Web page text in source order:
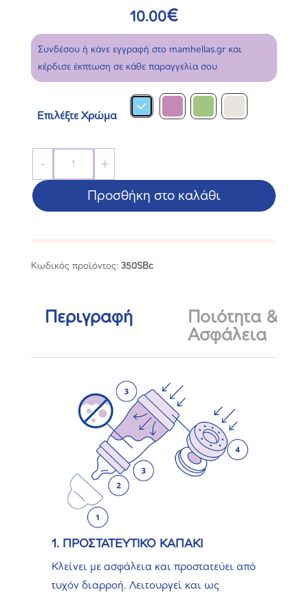
10.00€
Συνδέσου ή κάνε εγγραφή στο mamhellas.gr και
κέρδισε έκπτωση σε κάθε παραγγελία σου
Επιλέξτε Χρώμα
-
Start™
Anti-
ποσότητα
+
Προσθήκη στο καλάθι
Κωδικός προϊόντος: 350SBc
Περιγραφή
Ποιότητα &
Ασφάλεια
1. ΠΡΟΣΤΑΤΕΥΤΙΚΟ ΚΑΠΑΚΙ
Κλείνει με ασφάλεια και προστατεύει από
τυχόν διαρροή. Λειτουργεί και ως